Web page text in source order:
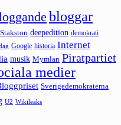
bloggar
deepedition demokrati
Google historia Internet
musik Mymlan Piratpartiet
medier
Sverigedemokraterna
U2 Wikileaks